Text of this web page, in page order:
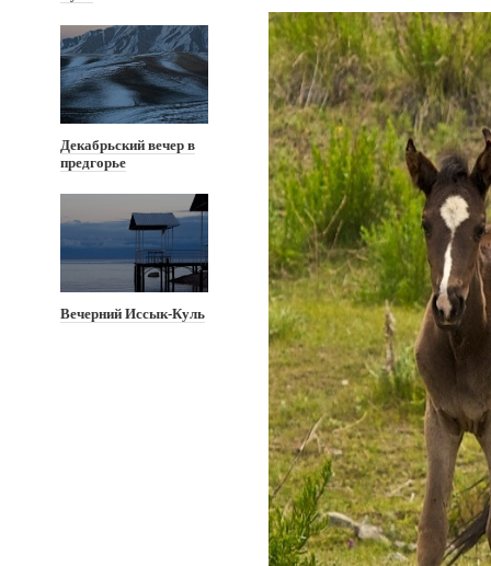
Декабрьский вечер в
предгорье
Вечерний Иссык-Куль